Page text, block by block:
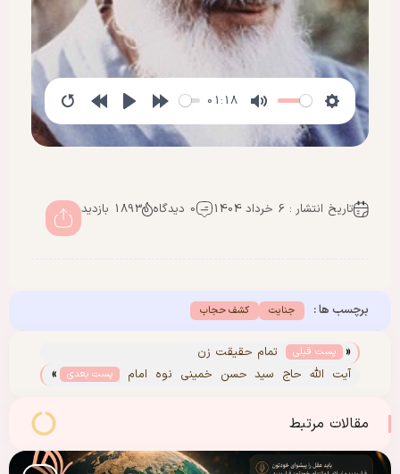
01:18
تاریخ انتشار : 6 خرداد 1404 0 دیدگاه 1893 بازدید
برچسب ها : جنایت کشف حجاب
« پست قبلی
تمام حقیقت زن
آیت الله حاج سید حسن خمینی نوه امام
پست بعدی »
مقالات مرتبط